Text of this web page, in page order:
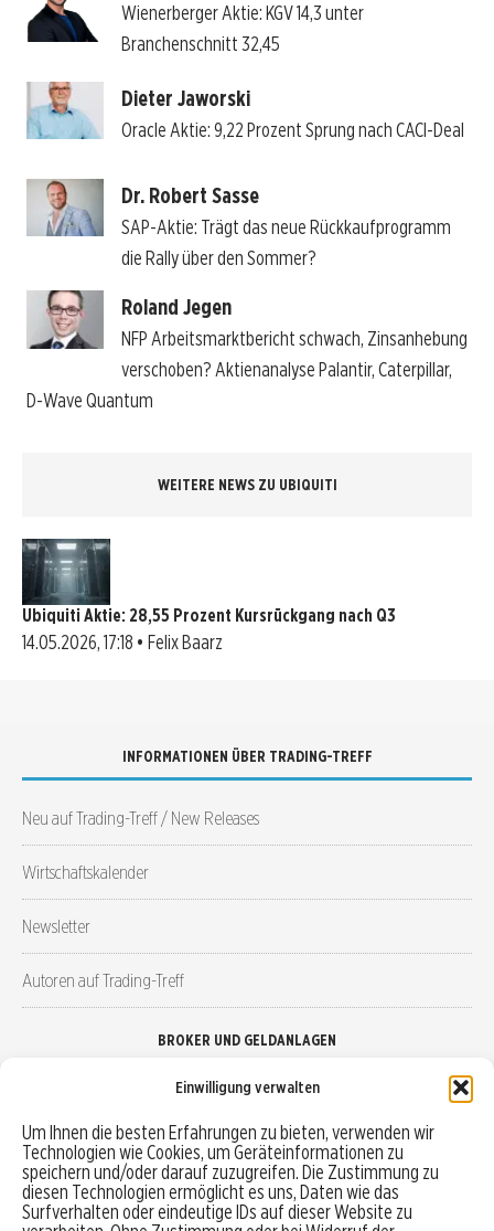
Einwilligung verwalten
Um Ihnen die besten Erfahrungen zu bieten, verwenden wir
Technologien wie Cookies, um Geräteinformationen zu
speichern und/oder darauf zuzugreifen. Die Zustimmung zu
diesen Technologien ermöglicht es uns, Daten wie das
Surfverhalten oder eindeutige IDs auf dieser Website zu
Wienerberger Aktie: KGV 14,3 unter
Branchenschnitt 32,45
Dieter Jaworski
Oracle Aktie: 9,22 Prozent Sprung nach CACI-Deal
Dr. Robert Sasse
SAP-Aktie: Trägt das neue Rückkaufprogramm
die Rally über den Sommer?
Roland Jegen
NFP Arbeitsmarktbericht schwach, Zinsanhebung
verschoben? Aktienanalyse Palantir, Caterpillar,
D-Wave Quantum
WEITERE NEWS ZU UBIQUITI
Ubiquiti Aktie: 28,55 Prozent Kursrückgang nach Q3
14.05.2026, 17:18 • Felix Baarz
INFORMATIONEN ÜBER TRADING-TREFF
Neu auf Trading-Treff / New Releases
Wirtschaftskalender
Newsletter
Autoren auf Trading-Treff
BROKER UND GELDANLAGEN
Robo-Advisor vergleichen
Depotvergleich